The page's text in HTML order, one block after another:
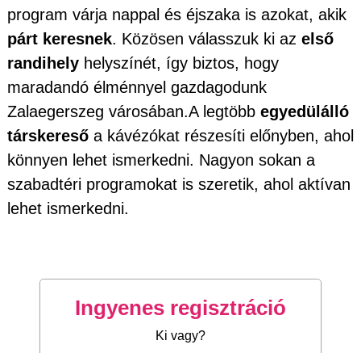
program várja nappal és éjszaka is azokat, akik
párt keresnek. Közösen válasszuk ki az első
randihely helyszínét, így biztos, hogy
maradandó élménnyel gazdagodunk
Zalaegerszeg városában.A legtöbb egyedülálló
társkereső a kávézókat részesíti előnyben, ahol
könnyen lehet ismerkedni. Nagyon sokan a
szabadtéri programokat is szeretik, ahol aktívan
lehet ismerkedni.
Ingyenes regisztráció
Ki vagy?